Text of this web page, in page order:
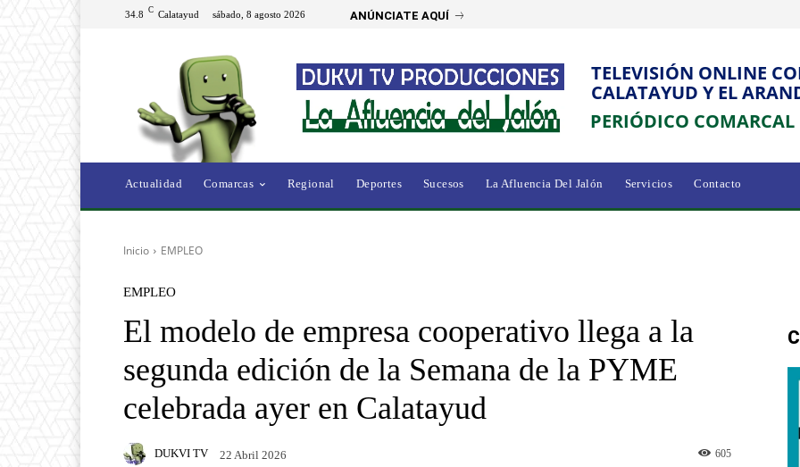
34.8 C Calatayud sábado, 8 agosto 2026 ANÚNCIATE AQUÍ
TELEVISIÓN ONLINE
CALATAYUD Y EL
PERIÓDICO
Actualidad Comarcas Regional Deportes Sucesos La Afluencia Del Jalón Servicios Contacto
Inicio EMPLEO
EMPLEO
El modelo de empresa cooperativo llega a la
segunda edición de la Semana de la PYME
celebrada ayer en Calatayud
DUKVI TV 22 Abril 2026 605